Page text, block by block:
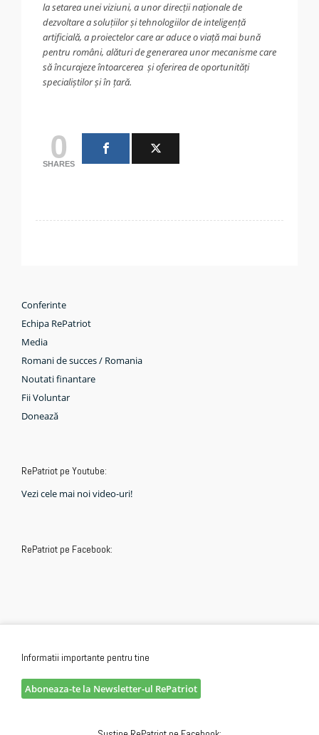
la setarea unei viziuni, a unor direcții naționale de
dezvoltare a soluțiilor și tehnologiilor de inteligență
artificială, a proiectelor care ar aduce o viață mai bună
pentru români, alături de generarea unor mecanisme care
să încurajeze întoarcerea și oferirea de oportunități
specialiștilor și în țară.
0
SHARES
Conferinte
Echipa RePatriot
Media
Romani de succes / Romania
Noutati finantare
Fii Voluntar
Donează
RePatriot pe Youtube:
Vezi cele mai noi video-uri!
RePatriot pe Facebook:
Informatii importante pentru tine
Aboneaza-te la Newsletter-ul RePatriot